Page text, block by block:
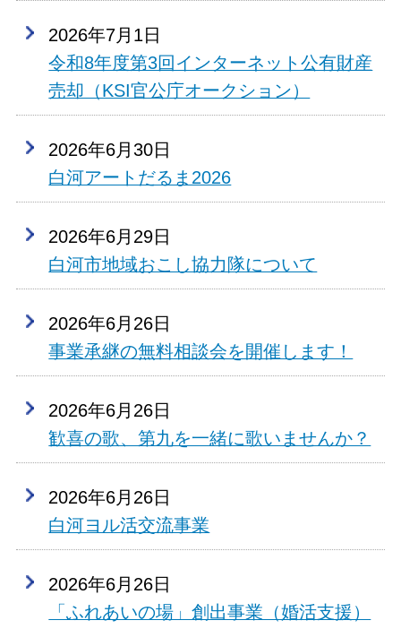
2026年7月1日
令和8年度第3回インターネット公有財産
売却（KSI官公庁オークション）
2026年6月30日
白河アートだるま2026
2026年6月29日
白河市地域おこし協力隊について
2026年6月26日
事業承継の無料相談会を開催します！
2026年6月26日
歓喜の歌、第九を一緒に歌いませんか？
2026年6月26日
白河ヨル活交流事業
2026年6月26日
「ふれあいの場」創出事業（婚活支援）